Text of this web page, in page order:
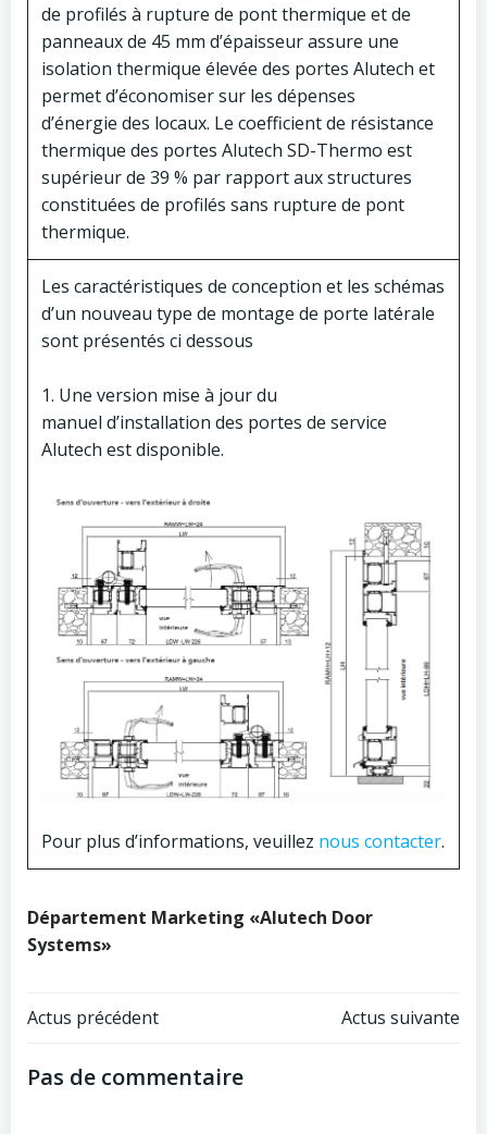
de profilés à rupture de pont thermique et de
panneaux de 45 mm d’épaisseur assure une
isolation thermique élevée des portes Alutech et
permet d’économiser sur les dépenses
d’énergie des locaux. Le coefficient de résistance
thermique des portes Alutech SD-Thermo est
supérieur de 39 % par rapport aux structures
constituées de profilés sans rupture de pont
thermique.
Les caractéristiques de conception et les schémas
d’un nouveau type de montage de porte latérale
sont présentés ci dessous
1. Une version mise à jour du
manuel d’installation des portes de service
Alutech est disponible.
Pour plus d’informations, veuillez nous contacter.
Département Marketing «Alutech Door
Systems»
Navigation
de
Actus précédent
Navigation
de
Actus suivante
Pas de commentaire